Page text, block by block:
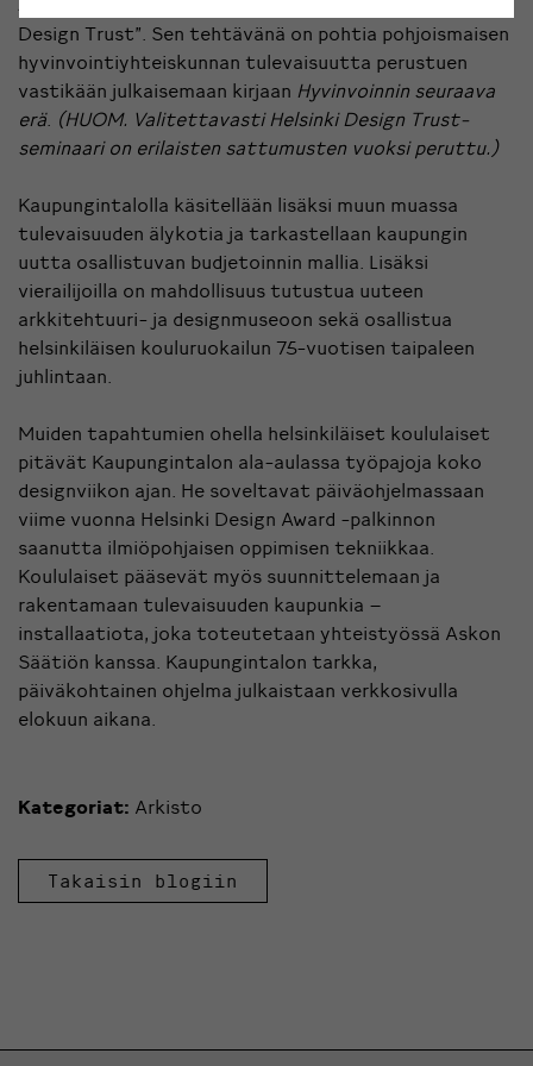
Design Trust”. Sen tehtävänä on pohtia pohjoismaisen
hyvinvointiyhteiskunnan tulevaisuutta perustuen
vastikään julkaisemaan kirjaan Hyvinvoinnin seuraava
erä. (HUOM. Valitettavasti Helsinki Design Trust-
seminaari on erilaisten sattumusten vuoksi peruttu.)
Kaupungintalolla käsitellään lisäksi muun muassa
tulevaisuuden älykotia ja tarkastellaan kaupungin
uutta osallistuvan budjetoinnin mallia. Lisäksi
vierailijoilla on mahdollisuus tutustua uuteen
arkkitehtuuri- ja designmuseoon sekä osallistua
helsinkiläisen kouluruokailun 75-vuotisen taipaleen
juhlintaan.
Muiden tapahtumien ohella helsinkiläiset koululaiset
pitävät Kaupungintalon ala-aulassa työpajoja koko
designviikon ajan. He soveltavat päiväohjelmassaan
viime vuonna Helsinki Design Award -palkinnon
saanutta ilmiöpohjaisen oppimisen tekniikkaa.
Koululaiset pääsevät myös suunnittelemaan ja
rakentamaan tulevaisuuden kaupunkia –
installaatiota, joka toteutetaan yhteistyössä Askon
Säätiön kanssa. Kaupungintalon tarkka,
päiväkohtainen ohjelma julkaistaan verkkosivulla
elokuun aikana.
Kategoriat: Arkisto
Takaisin blogiin